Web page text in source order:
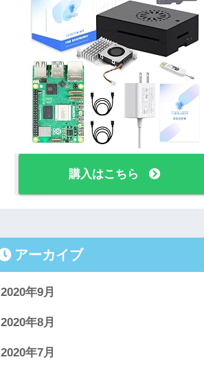
購入はこちら
アーカイブ
2020年9月
2020年8月
2020年7月